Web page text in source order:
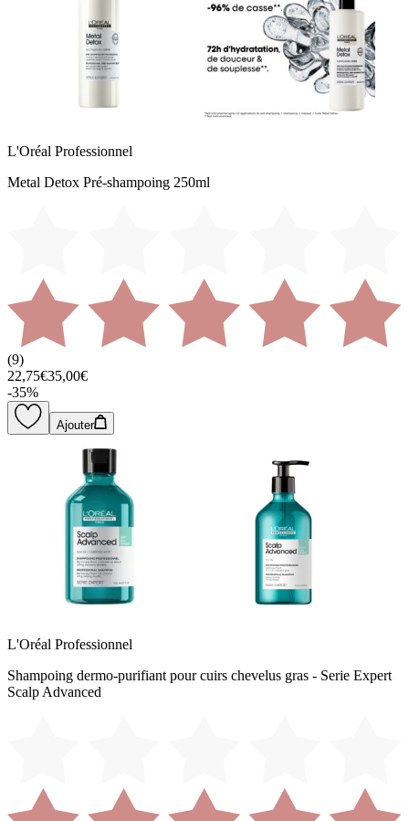
L'Oréal Professionnel
Metal Detox Pré-shampoing 250ml
(9)
22,75€35,00€
-35%
Ajouter
L'Oréal Professionnel
Shampoing dermo-purifiant pour cuirs chevelus gras - Serie Expert
Scalp Advanced